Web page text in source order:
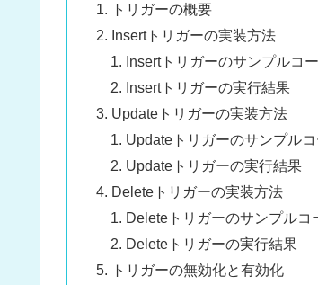
トリガーの概要
Insertトリガーの実装方法
Insertトリガーのサンプルコ
Insertトリガーの実行結果
Updateトリガーの実装方法
Updateトリガーのサンプルコ
Updateトリガーの実行結果
Deleteトリガーの実装方法
Deleteトリガーのサンプルコ
Deleteトリガーの実行結果
トリガーの無効化と有効化